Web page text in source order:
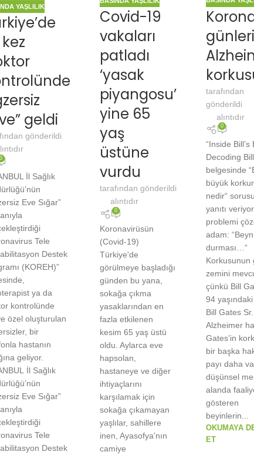
YAŞLILIK
geldi
gönderildi
0
İl Sağlık
Eve Sığar”
Tele
Destek
(KOREH)”
ya da
kontrolünde
özel oluşturulan
bir
hastanın
geliyor.
İl Sağlık
Eve Sığar”
Tele
Destek
Covid-19
vakaları
patladı
‘yasak
piyangosu’
yine 65
yaş
üstüne
vurdu
tarafından gönderildi
alıntıdır
0
Koronavirüsün
(Covid-19)
Türkiye'de
görülmeye başladığı
günden bu yana,
sokağa çıkma
yasaklarından en
fazla etkilenen
kesim 65 yaş üstü
oldu. Aylarca eve
hapsolan,
hastaneye ve diğer
ihtiyaçlarını
karşılamak için
sokağa çıkamayan
yaşlılar, sahillere
inen, Ayasofya'nın
camiye
tarafından
gönderildi
alıntıdır
0
“Inside Bill’s
Decoding
belgesinde
büyük
nedir“
yanıtı
problemi
adam:
durması…“
Korkusunun
zemini
çünkü Bill
94
Bill Gates Sr.
Alzheimer
Gates’in
bir başka
payı daha
düşünsel
alanda
gösteren
beyinlerin...
OKUMAYA
ET